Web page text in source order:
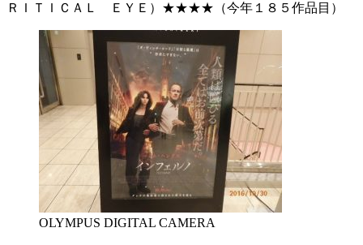
ＲＩＴＩＣＡＬ ＥＹＥ）★★★★（今年１８５作品目）
OLYMPUS DIGITAL CAMERA